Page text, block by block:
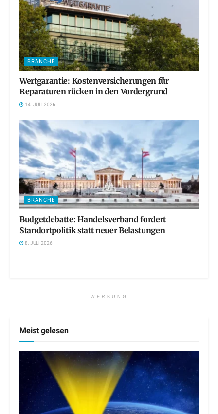
BRANCHE
Wertgarantie: Kostenversicherungen für
Reparaturen rücken in den Vordergrund
14. JULI 2026
BRANCHE
Budgetdebatte: Handelsverband fordert
Standortpolitik statt neuer Belastungen
8. JULI 2026
WERBUNG
Meist gelesen